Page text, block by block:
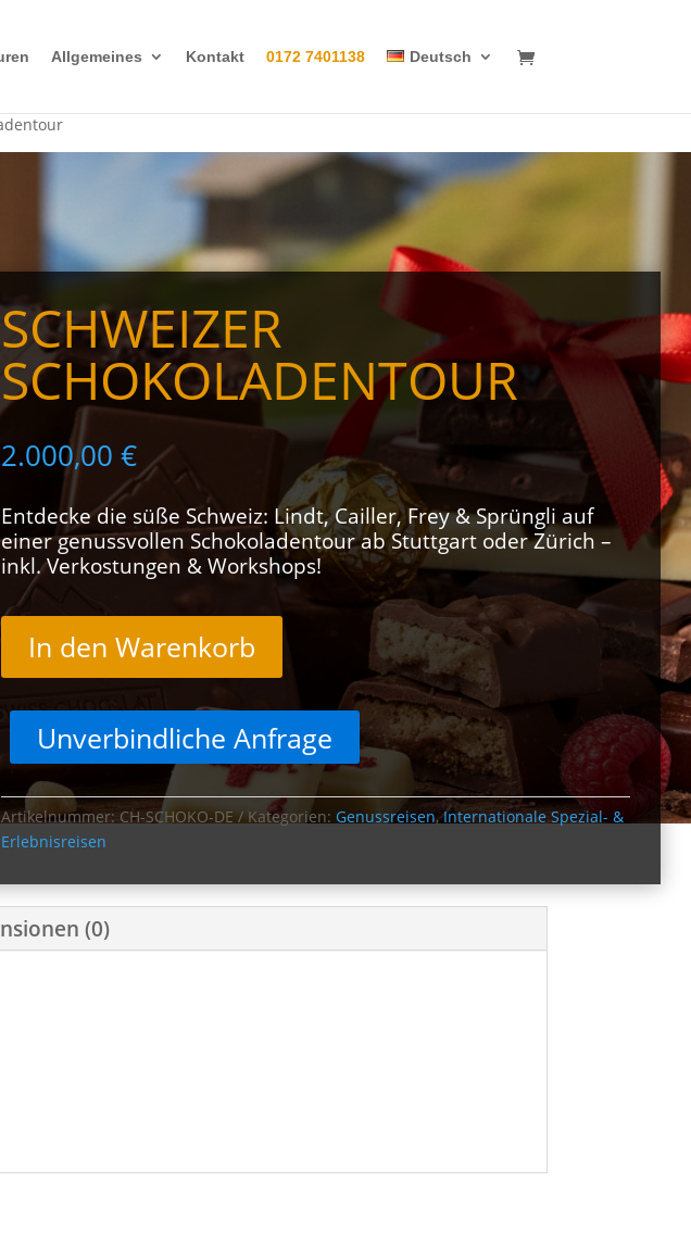
Allgemeines Kontakt 0172 7401138 Deutsch
SCHWEIZER
SCHOKOLADENTOUR
2.000,00 €
Entdecke die süße Schweiz: Lindt, Cailler, Frey & Sprüngli auf
einer genussvollen Schokoladentour ab Stuttgart oder Zürich –
inkl. Verkostungen & Workshops!
In den Warenkorb
Unverbindliche Anfrage
Artikelnummer: CH-SCHOKO-DE Kategorien: Genussreisen,Internationale Spezial- &
Erlebnisreisen
(0)